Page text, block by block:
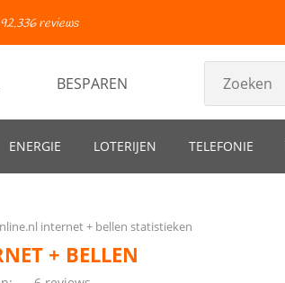
reviews
BESPAREN
ENERGIE LOTERIJEN TELEFONIE
internet + bellen statistieken
+ BELLEN